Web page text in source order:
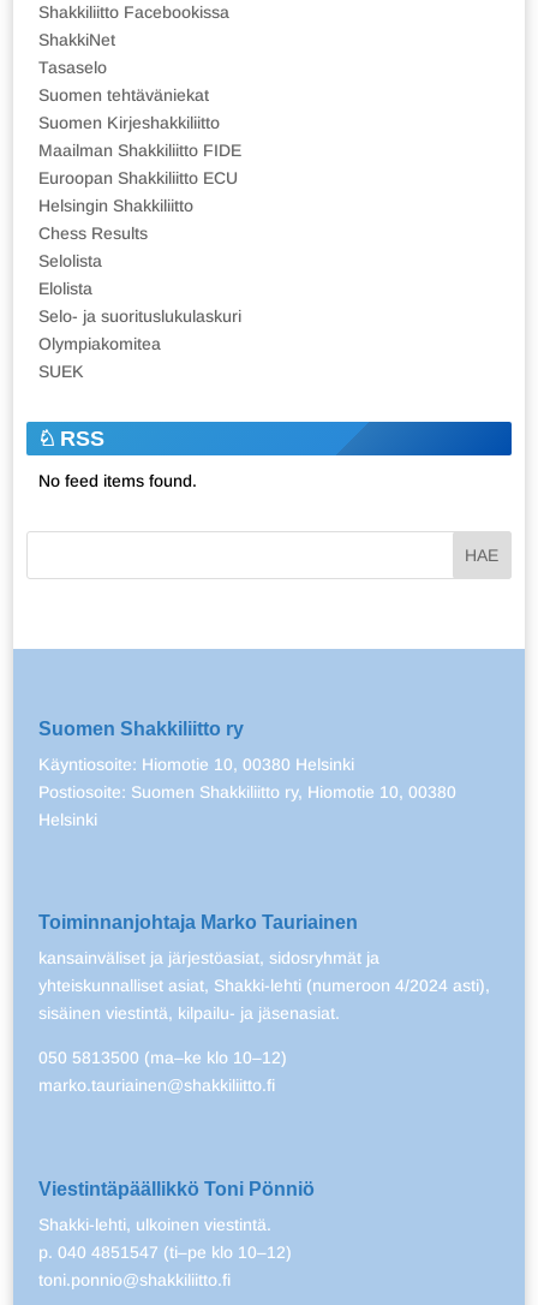
Shakkiliitto Facebookissa
ShakkiNet
Tasaselo
Suomen tehtäväniekat
Suomen Kirjeshakkiliitto
Maailman Shakkiliitto FIDE
Euroopan Shakkiliitto ECU
Helsingin Shakkiliitto
Chess Results
Selolista
Elolista
Selo- ja suorituslukulaskuri
Olympiakomitea
SUEK
RSS
No feed items found.
Suomen Shakkiliitto ry
Käyntiosoite: Hiomotie 10, 00380 Helsinki
Postiosoite: Suomen Shakkiliitto ry, Hiomotie 10, 00380
Helsinki
Toiminnanjohtaja Marko Tauriainen
kansainväliset ja järjestöasiat, sidosryhmät ja
yhteiskunnalliset asiat, Shakki-lehti (numeroon 4/2024 asti),
sisäinen viestintä, kilpailu- ja jäsenasiat.
050 5813500 (ma–ke klo 10–12)
marko.tauriainen@shakkiliitto.fi
Viestintäpäällikkö Toni Pönniö
Shakki-lehti, ulkoinen viestintä.
p. 040 4851547 (ti–pe klo 10–12)
toni.ponnio@shakkiliitto.fi